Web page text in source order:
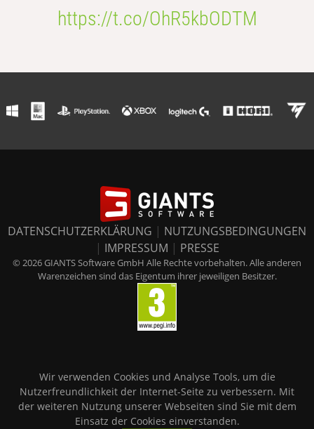
https://t.co/OhR5kbODTM
DATENSCHUTZERKLÄRUNG | NUTZUNGSBEDINGUNGEN
| IMPRESSUM | PRESSE
© 2026 GIANTS Software GmbH Alle Rechte vorbehalten. Alle anderen
Warenzeichen sind das Eigentum ihrer jeweiligen Besitzer.
Wir verwenden Cookies und Analyse Tools, um die
Nutzerfreundlichkeit der Internet-Seite zu verbessern. Mit
der weiteren Nutzung unserer Webseiten sind Sie mit dem
Einsatz der Cookies einverstanden.